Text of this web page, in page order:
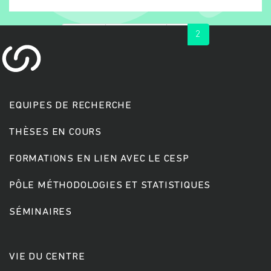
2
EQUIPES DE RECHERCHE
THÈSES EN COURS
FORMATIONS EN LIEN AVEC LE CESP
PÔLE MÉTHODOLOGIES ET STATISTIQUES
SÉMINAIRES
VIE DU CENTRE